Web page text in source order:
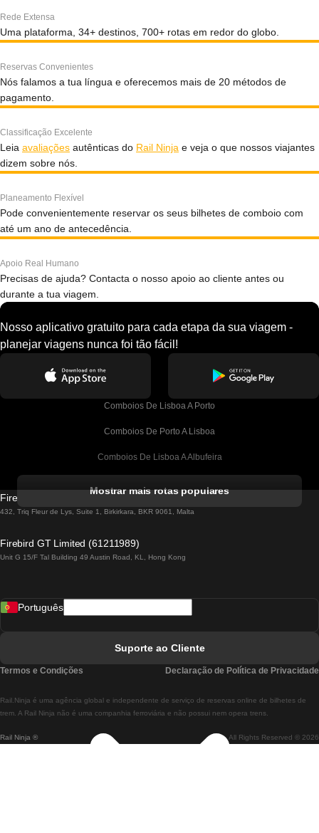
Rede Extensa
Uma plataforma, 34+ destinos, 700+ rotas em redor do globo.
Reservas Convenientes
Nós falamos a tua língua e oferecemos mais de 20 métodos de
pagamento.
Classificação Excelente
Leia avaliações autênticas do Rail Ninja e veja o que nossos viajantes
dizem sobre nós.
Planeamento Flexível
Pode convenientemente reservar os seus bilhetes de comboio com
até um ano de antecedência.
Apoio Real Humano
Precisas de ajuda? Contacta o nosso apoio ao cliente antes ou
durante a tua viagem.
Nosso aplicativo gratuito para cada etapa da sua viagem -
planejar viagens nunca foi tão fácil!
Comboios De Lisboa A Porto
Comboios De Porto A Lisboa
Comboios De Lisboa A Albufeira
Comboios De Lisboa A Lagos
Comboios De Lisboa A Madrid
Comboios De Lisboa A Braga
Comboios De Braga A Lisboa
Mostrar mais rotas populares
Firebird GT Limited (OC 1451)
432, Triq Fleur de Lys, Suite 1, Birkirkara, BKR 9061, Malta
Firebird GT Limited (61211989)
Unit G 15/F Tal Building 49 Austin Road, KL, Hong Kong
Rail Ninja ® All Rights Reserved © 2026
Rail.Ninja é uma agência global e independente de serviço de reservas online de bilhetes de
trem. A Rail Ninja não é uma companhia ferroviária e não possui nem opera trens.
Português
Suporte ao Cliente
Termos e Condições Declaração de Política de Privacidade